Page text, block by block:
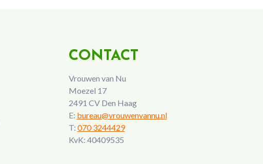
CONTACT
Vrouwen van Nu
Moezel 17
2491 CV Den Haag
E: bureau@vrouwenvannu.nl
T: 070 3244429
KvK: 40409535